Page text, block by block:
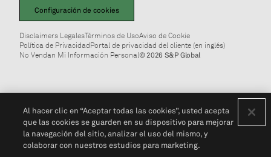
Configuración de cookies
Disclaimers LegalesTérminos de UsoAviso de Cookie
Política de PrivacidadPortal de privacidad del cliente (en inglés)
No Vendan Mi Información Personal© 2026 S&P Global
Al hacer clic en “Aceptar todas las cookies”, usted acepta
que las cookies se guarden en su dispositivo para mejorar
la navegación del sitio, analizar el uso del mismo, y
colaborar con nuestros estudios para marketing.